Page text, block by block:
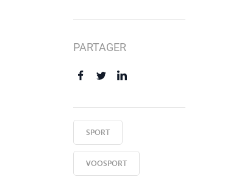
PARTAGER
SPORT
VOOSPORT